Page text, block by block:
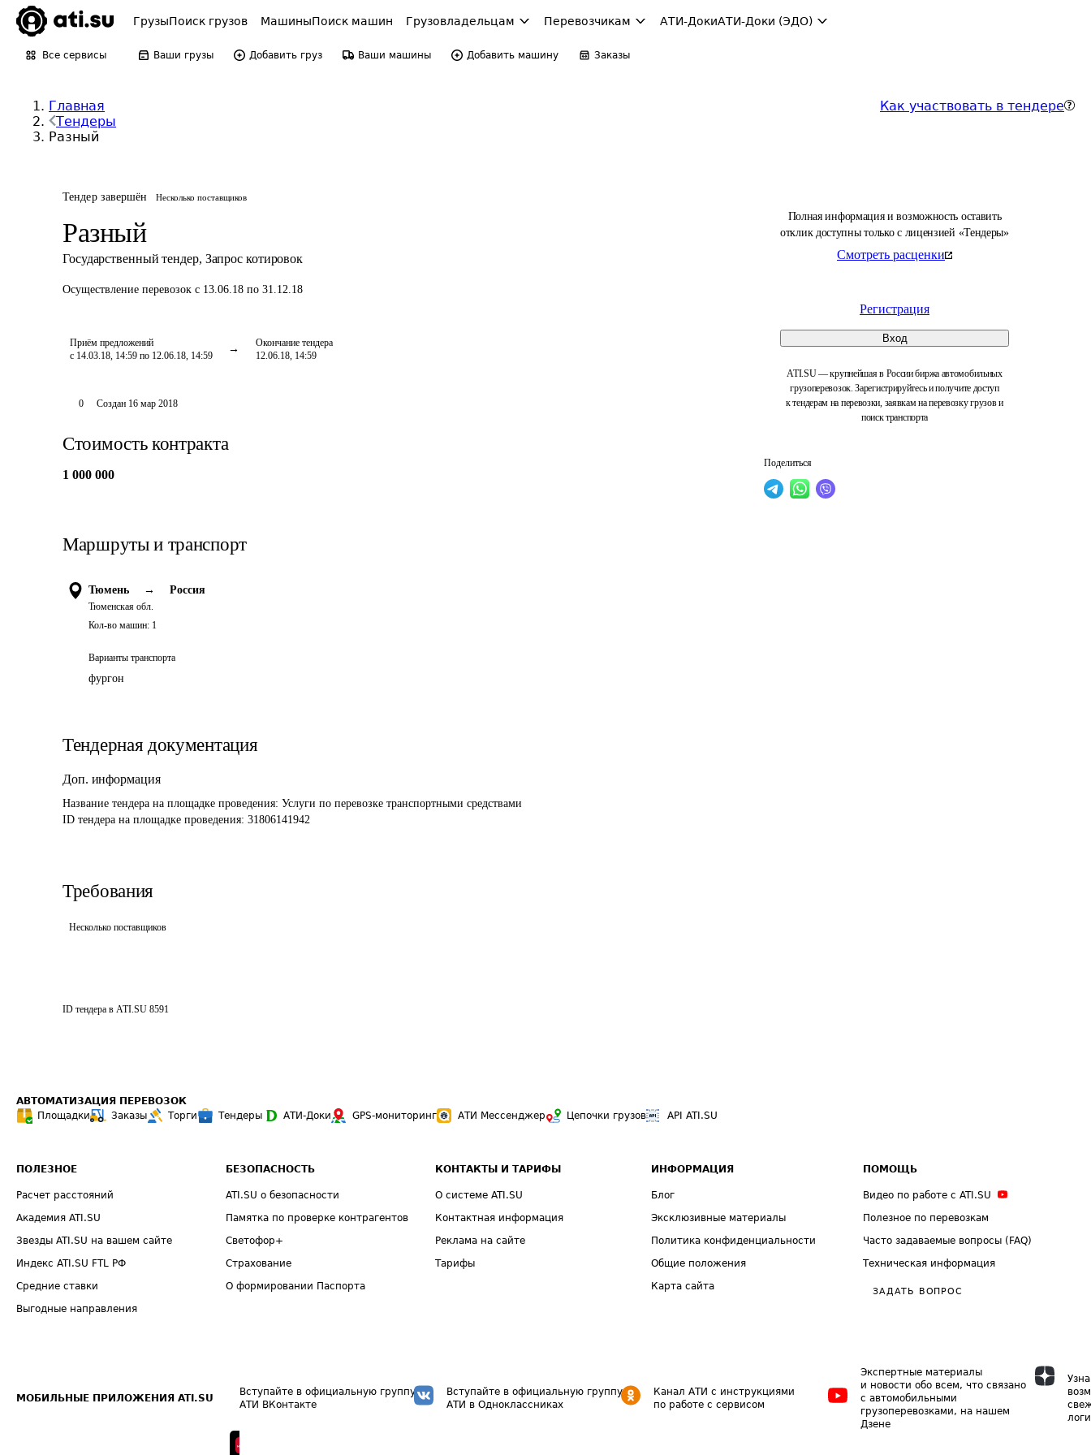
ГрузыПоиск грузов МашиныПоиск машин Грузовладельцам Перевозчикам АТИ-ДокиАТИ-Доки (ЭДО)
Все сервисы Ваши грузы Добавить груз Ваши машины Добавить машину Заказы
Главная
Тендеры
Разный
Как участвовать в тендере
Тендер завершён Несколько поставщиков
Разный
Государственный тендер, Запрос котировок
Осуществление перевозок с 13.06.18 по 31.12.18
Приём предложений
с 14.03.18, 14:59 по 12.06.18, 14:59
Окончание тендера
12.06.18, 14:59
Полная информация и возможность оставить
отклик доступны только с лицензией «Тендеры»
Смотреть расценки
Регистрация
Вход
ATI.SU — крупнейшая в России биржа автомобильных
грузоперевозок. Зарегистрируйтесь и получите доступ
к тендерам на перевозки, заявкам на перевозку грузов и
поиск транспорта
Поделиться
0 Создан 16 мар 2018
Стоимость контракта
1 000 000
Маршруты и транспорт
Тюмень →
Тюменская обл.
Россия
Кол-во машин: 1
Варианты транспорта
фургон
Тендерная документация
Доп. информация
Название тендера на площадке проведения: Услуги по перевозке транспортными средствами
ID тендера на площадке проведения: 31806141942
Требования
Несколько поставщиков
ID тендера в ATI.SU 8591
АВТОМАТИЗАЦИЯ ПЕРЕВОЗОК
Площадки
Заказы Торги Тендеры АТИ-Доки GPS-мониторинг АТИ Мессенджер Цепочки грузов API ATI.SU
ПОЛЕЗНОЕ
Расчет расстояний
Академия ATI.SU
Звезды ATI.SU на вашем сайте
Индекс ATI.SU FTL РФ
Средние ставки
Выгодные направления
БЕЗОПАСНОСТЬ
ATI.SU о безопасности
Памятка по проверке контрагентов
Светофор+
Страхование
О формировании Паспорта
КОНТАКТЫ И ТАРИФЫ
О системе ATI.SU
Контактная информация
Реклама на сайте
Тарифы
ИНФОРМАЦИЯ
Блог
Эксклюзивные материалы
Политика конфиденциальности
Общие положения
Карта сайта
ПОМОЩЬ
Видео по работе с ATI.SU
Полезное по перевозкам
Часто задаваемые вопросы (FAQ)
Техническая информация
ЗАДАТЬ ВОПРОС
МОБИЛЬНЫЕ ПРИЛОЖЕНИЯ ATI.SU
Вступайте в официальную группу
АТИ ВКонтакте
Вступайте в официальную группу
АТИ в Одноклассниках
Канал АТИ с инструкциями
по работе с сервисом
Экспертные материалы
и новости обо всем, что связано
с автомобильными
грузоперевозками, на нашем
Дзене